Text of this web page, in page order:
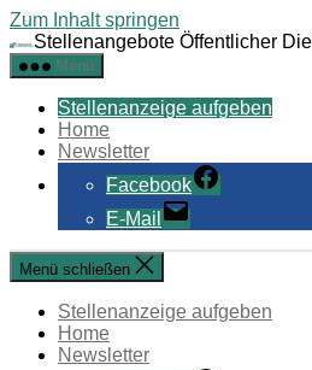
Zum Inhalt springen
Stellenangebote Öffentlicher
Menü
Stellenanzeige aufgeben
Home
Newsletter
Facebook
E-Mail
Menü schließen
Stellenanzeige aufgeben
Home
Newsletter